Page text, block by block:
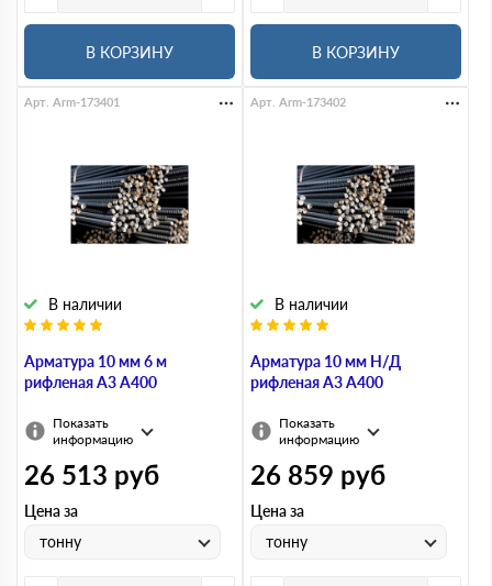
В КОРЗИНУ В КОРЗИНУ
Арматура 10 мм 6 м
рифленая А3 А400
В наличии
Арт. Arm-173401
Показать
информацию
26 513 руб
Цена за
тонну
Арматура 10 мм Н/Д
рифленая А3 А400
В наличии
Арт. Arm-173402
Показать
информацию
26 859 руб
Цена за
тонну